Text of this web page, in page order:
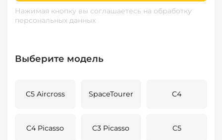
Нажимая кнопку вы соглашаетесь на обработку
персональных данных
Выберите модель
C5 Aircross SpaceTourer C4
C4 Picasso C3 Picasso C5